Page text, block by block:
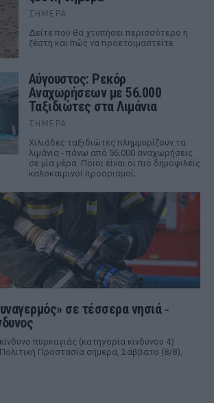
ΣΉΜΕΡΑ
Δείτε πού θα χτυπήσει περισσότερο η
ζέστη και πώς να προετοιμαστείτε
Αύγουστος: Ρεκόρ
Αναχωρήσεων με 56.000
Ταξιδιώτες στα Λιμάνια
ΣΉΜΕΡΑ
Χιλιάδες ταξιδιώτες πλημμυρίζουν τα
λιμάνια - πάνω από 56.000 αναχωρήσεις
σε μία μέρα. Ποιοι είναι οι πιο δημοφιλείς
καλοκαιρινοί προορισμοί;
σε τέσσερα νησιά ‑
πυρκαγιάς (κατηγορία κινδύνου 4)
Προστασία σήμερα, Σάββατο (8/8),